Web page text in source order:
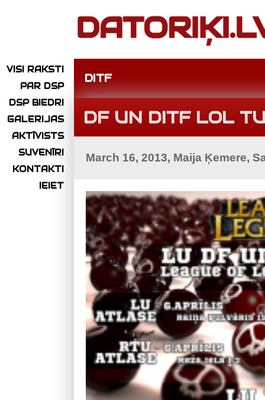
VISI RAKSTI
PAR DSP
DSP BIEDRI
GALERIJAS
AKTĪVISTS
SUVENĪRI
KONTAKTI
IEIET
DITF
DF UN DITF LOL
March 16, 2013, Maija Ķemere,